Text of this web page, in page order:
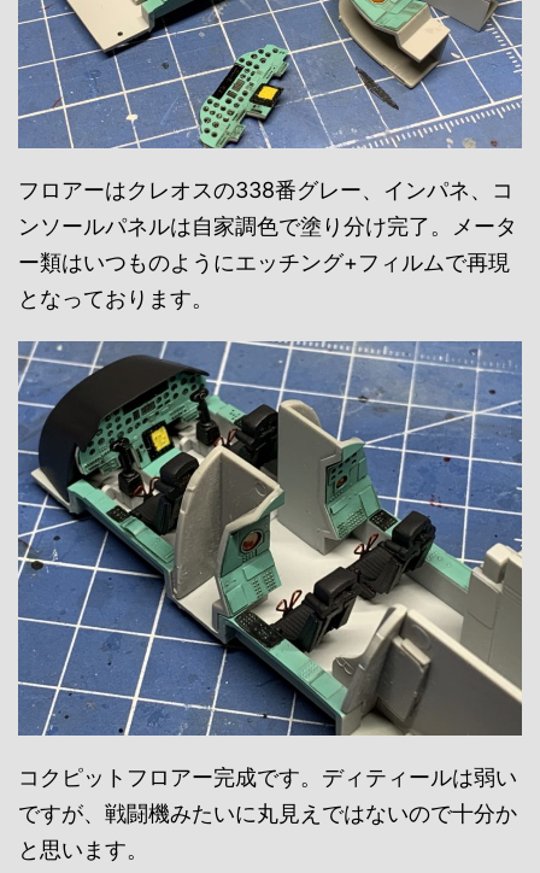
フロアーはクレオスの338番グレー、インパネ、コ
ンソールパネルは自家調色で塗り分け完了。メータ
ー類はいつものようにエッチング+フィルムで再現
となっております。
コクピットフロアー完成です。ディティールは弱い
ですが、戦闘機みたいに丸見えではないので十分か
と思います。